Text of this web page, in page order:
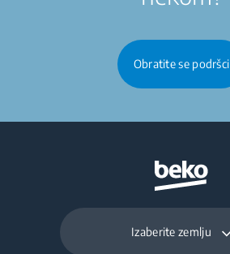
Obratite se podršci
Izaberite zemlju